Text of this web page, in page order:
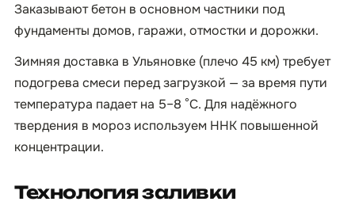
Заказывают бетон в основном частники под
фундаменты домов, гаражи, отмостки и дорожки.
Зимняя доставка в Ульяновке (плечо 45 км) требует
подогрева смеси перед загрузкой — за время пути
температура падает на 5–8 °C. Для надёжного
твердения в мороз используем ННК повышенной
концентрации.
Технология заливки